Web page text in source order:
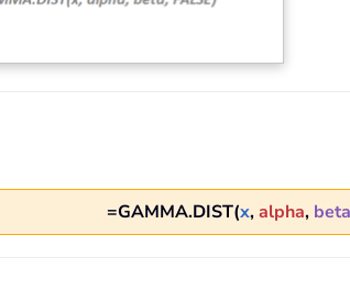
=GAMMA.DIST(x,alpha, beta